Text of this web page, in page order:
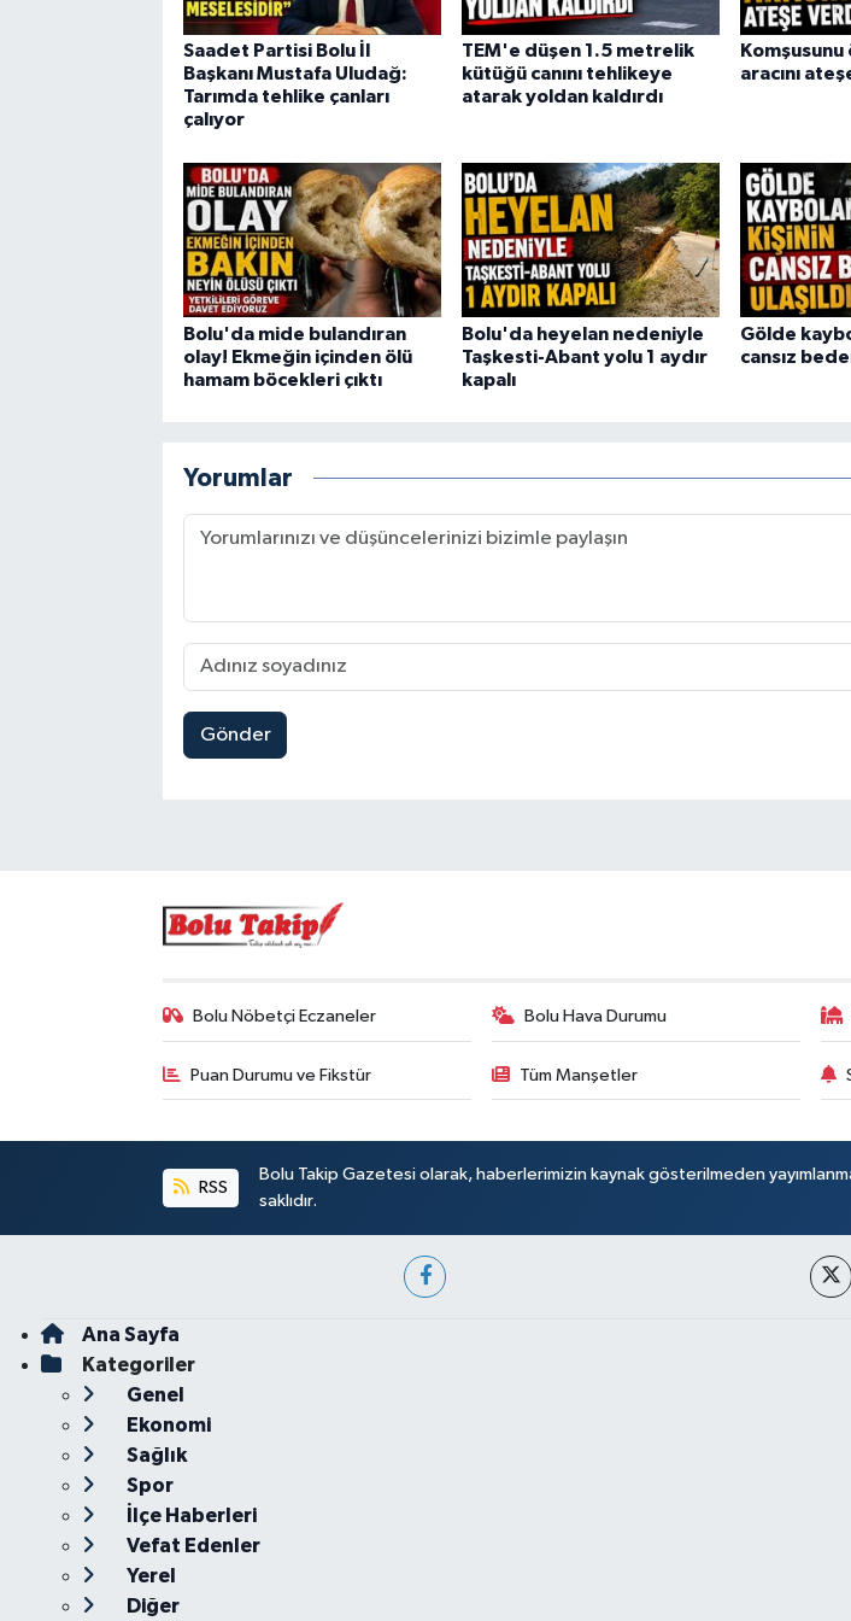
Saadet Partisi Bolu İl
Başkanı Mustafa Uludağ:
Tarımda tehlike çanları
çalıyor
TEM'e düşen 1.5 metrelik
kütüğü canını tehlikeye
atarak yoldan kaldırdı
aracını
Bolu'da mide bulandıran
olay! Ekmeğin içinden ölü
hamam böcekleri çıktı
Bolu'da heyelan nedeniyle
Taşkesti-Abant yolu 1 aydır
kapalı
Gölde
cansız
Yorumlar
Gönder
Bolu Nöbetçi Eczaneler Bolu Hava Durumu
Puan Durumu ve Fikstür Tüm Manşetler
RSS
Bolu Takip Gazetesi olarak, haberlerimizin kaynak gösterilmeden
saklıdır.
Ana Sayfa
Kategoriler
Genel
Ekonomi
Sağlık
Spor
İlçe Haberleri
Vefat Edenler
Yerel
Diğer